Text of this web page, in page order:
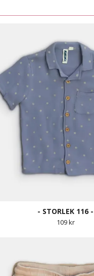
- STORLEK 116 -
109 kr